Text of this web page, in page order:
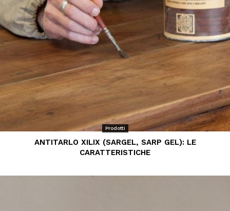
Prodotti
ANTITARLO XILIX (SARGEL, SARP GEL): LE
CARATTERISTICHE